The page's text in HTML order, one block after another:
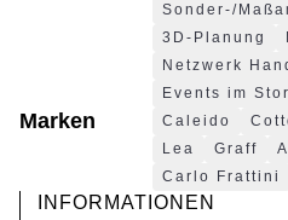
INFORMATIONEN
Sonder-/
3D-Planung
Netzwerk
Events im
Marken Caleido
Lea
Graff
Carlo Frattini